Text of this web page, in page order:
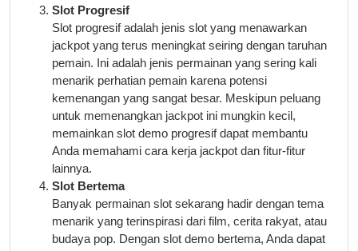
Slot Progresif
Slot progresif adalah jenis slot yang menawarkan
jackpot yang terus meningkat seiring dengan taruhan
pemain. Ini adalah jenis permainan yang sering kali
menarik perhatian pemain karena potensi
kemenangan yang sangat besar. Meskipun peluang
untuk memenangkan jackpot ini mungkin kecil,
memainkan slot demo progresif dapat membantu
Anda memahami cara kerja jackpot dan fitur-fitur
lainnya.
Slot Bertema
Banyak permainan slot sekarang hadir dengan tema
menarik yang terinspirasi dari film, cerita rakyat, atau
budaya pop. Dengan slot demo bertema, Anda dapat